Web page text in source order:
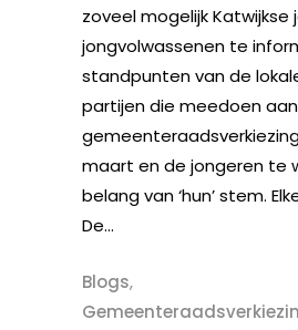
zoveel mogelijk Katwijkse
jongvolwassenen te
standpunten van de
partijen die meedoen
maart en de jongeren te
belang van ‘hun’ stem.
De...
Blogs,